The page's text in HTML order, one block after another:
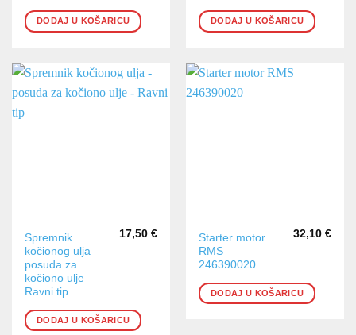
DODAJ U KOŠARICU DODAJ U KOŠARICU
Spremnik
kočionog ulja –
posuda za
kočiono ulje –
Ravni tip
17,50 €
DODAJ U KOŠARICU
Starter motor
RMS
246390020
32,10 €
DODAJ U KOŠARICU